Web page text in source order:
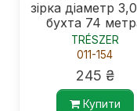
зірка діаметр
бухта 74
TRÉSZER
011-154
245 ₴
Купити